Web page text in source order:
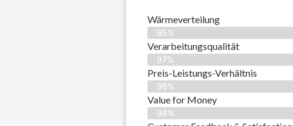
Wärmeverteilung
95%
Verarbeitungsqualität
97%
Preis-Leistungs-Verhältnis
96%
Value for Money
98%